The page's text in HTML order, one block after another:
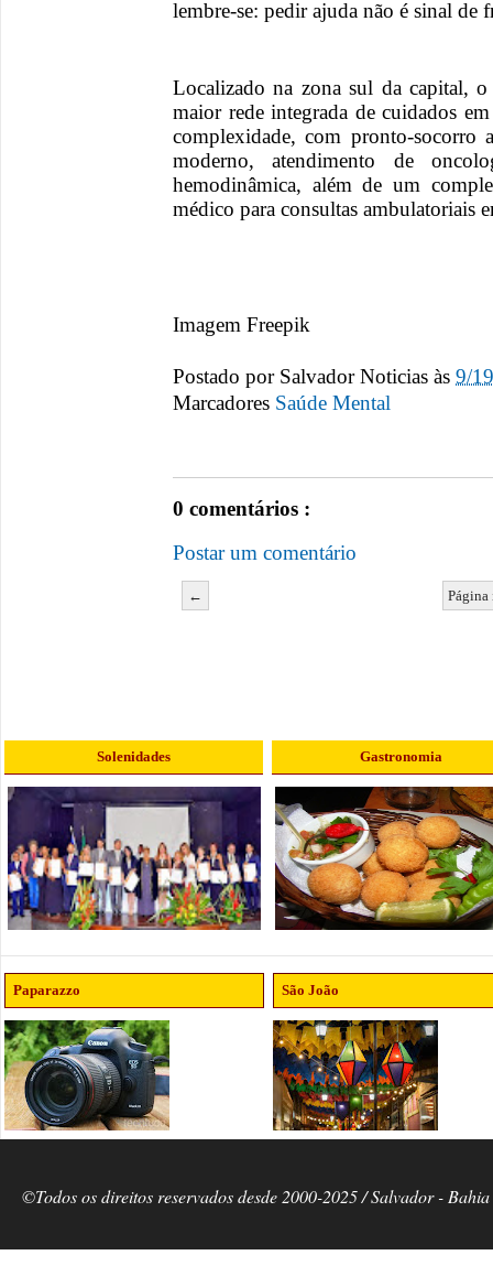
lembre-se: pedir ajuda não é sinal de
Localizado na zona sul da capital,
maior rede integrada de cuidados
complexidade, com pronto-
moderno, atendimento de
hemodinâmica, além de um
médico para consultas ambulatoriais
Imagem Freepik
Postado por Salvador Noticias às 9/
Marcadores Saúde Mental
0 comentários :
Postar um comentário
←
Solenidades Gastronomia
Paparazzo São João
©Todos os direitos reservados desde 2000-2025 / Salvador -